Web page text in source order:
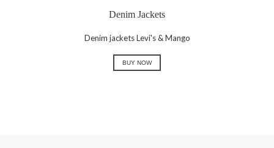
Denim Jackets
Denim jackets Levi's & Mango
BUY NOW